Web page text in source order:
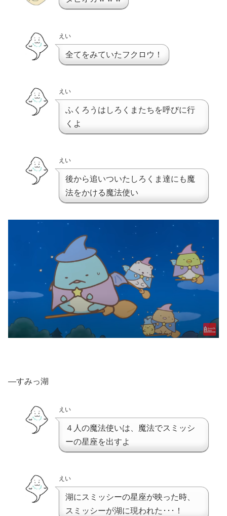
えい
全てをみていたフクロウ！
えい
ふくろうはしろくまたちを呼びに行
くよ
えい
後から追いついたしろくま達にも魔
法をかける魔法使い
―すみっ湖
えい
４人の魔法使いは、魔法でスミッシ
ーの星座を出すよ
えい
湖にスミッシーの星座が映った時、
スミッシーが湖に現われた･･･！